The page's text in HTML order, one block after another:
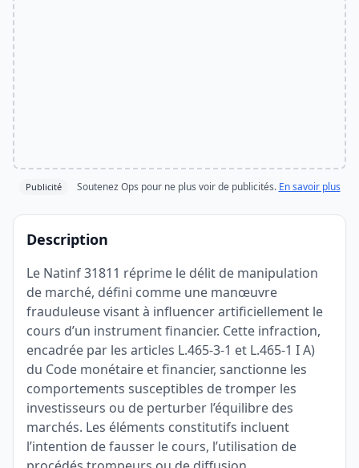
Publicité Soutenez Ops pour ne plus voir de publicités. En savoir plus
Description
Le Natinf 31811 réprime le délit de manipulation
de marché, défini comme une manœuvre
frauduleuse visant à influencer artificiellement le
cours d’un instrument financier. Cette infraction,
encadrée par les articles L.465-3-1 et L.465-1 I A)
du Code monétaire et financier, sanctionne les
comportements susceptibles de tromper les
investisseurs ou de perturber l’équilibre des
marchés. Les éléments constitutifs incluent
l’intention de fausser le cours, l’utilisation de